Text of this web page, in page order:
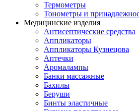
Термометры
Тонометры и
Медицинские изделия
Антисептические средства
Аппликаторы
Аппликаторы Кузнецова
Аптечки
Аромалампы
Банки массажные
Бахилы
Беруши
Бинты эластичные